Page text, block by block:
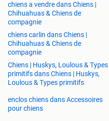
chiens a vendre dans Chiens |
Chihuahuas & Chiens de
compagnie
chiens carlin dans Chiens |
Chihuahuas & Chiens de
compagnie
Chiens | Huskys, Loulous & Types
primitifs dans Chiens | Huskys,
Loulous & Types primitifs
enclos chiens dans Accessoires
pour chiens